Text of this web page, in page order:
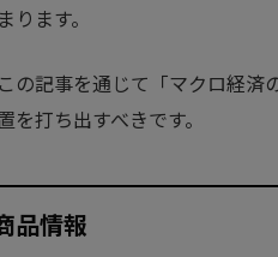
ます。
の記事を通じて「マクロ経
打ち出すべきです。
品情報